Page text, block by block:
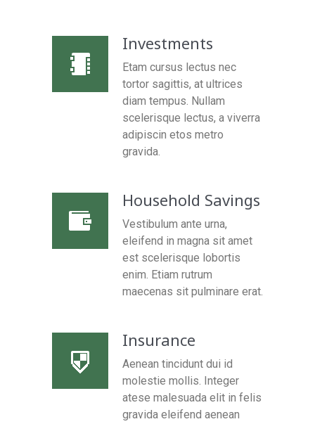
Investments
Etam cursus lectus nec
tortor sagittis, at ultrices
diam tempus. Nullam
scelerisque lectus, a viverra
adipiscin etos metro
gravida.
Household Savings
Vestibulum ante urna,
eleifend in magna sit amet
est scelerisque lobortis
enim. Etiam rutrum
maecenas sit pulminare erat.
Insurance
Aenean tincidunt dui id
molestie mollis. Integer
atese malesuada elit in felis
gravida eleifend aenean